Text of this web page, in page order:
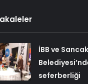
İBB ve
seferberliği